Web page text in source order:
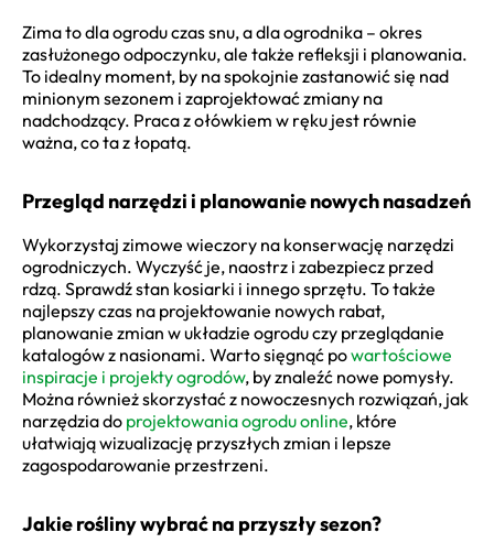
Zima to dla ogrodu czas snu, a dla ogrodnika – okres
zasłużonego odpoczynku, ale także refleksji i planowania.
To idealny moment, by na spokojnie zastanowić się nad
minionym sezonem i zaprojektować zmiany na
nadchodzący. Praca z ołówkiem w ręku jest równie
ważna, co ta z łopatą.
Przegląd narzędzi i planowanie nowych nasadzeń
Wykorzystaj zimowe wieczory na konserwację narzędzi
ogrodniczych. Wyczyść je, naostrz i zabezpiecz przed
rdzą. Sprawdź stan kosiarki i innego sprzętu. To także
najlepszy czas na projektowanie nowych rabat,
planowanie zmian w układzie ogrodu czy przeglądanie
katalogów z nasionami. Warto sięgnąć powartościowe
inspiracje i projekty ogrodów, by znaleźć nowe pomysły.
Można również skorzystać z nowoczesnych rozwiązań, jak
narzędzia do projektowania ogrodu online, które
ułatwiają wizualizację przyszłych zmian i lepsze
zagospodarowanie przestrzeni.
Jakie rośliny wybrać na przyszły sezon?